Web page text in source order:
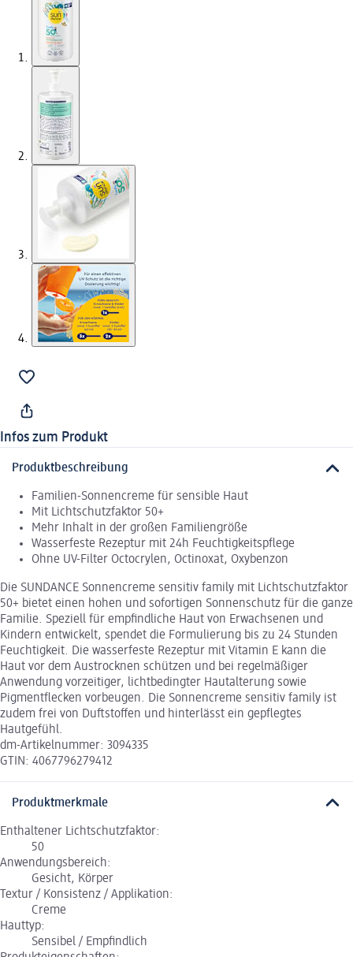
Infos zum Produkt
Produktbeschreibung
Familien-Sonnencreme für sensible Haut
Mit Lichtschutzfaktor 50+
Mehr Inhalt in der großen Familiengröße
Wasserfeste Rezeptur mit 24h Feuchtigkeitspflege
Ohne UV-Filter Octocrylen, Octinoxat, Oxybenzon
Die SUNDANCE Sonnencreme sensitiv family mit Lichtschutzfaktor
50+ bietet einen hohen und sofortigen Sonnenschutz für die ganze
Familie. Speziell für empfindliche Haut von Erwachsenen und
Kindern entwickelt, spendet die Formulierung bis zu 24 Stunden
Feuchtigkeit. Die wasserfeste Rezeptur mit Vitamin E kann die
Haut vor dem Austrocknen schützen und bei regelmäßiger
Anwendung vorzeitiger, lichtbedingter Hautalterung sowie
Pigmentflecken vorbeugen. Die Sonnencreme sensitiv family ist
zudem frei von Duftstoffen und hinterlässt ein gepflegtes
Hautgefühl.
dm-Artikelnummer: 3094335
GTIN: 4067796279412
Produktmerkmale
Enthaltener Lichtschutzfaktor:
50
Anwendungsbereich:
Gesicht, Körper
Textur / Konsistenz / Applikation:
Creme
Hauttyp:
Sensibel / Empfindlich